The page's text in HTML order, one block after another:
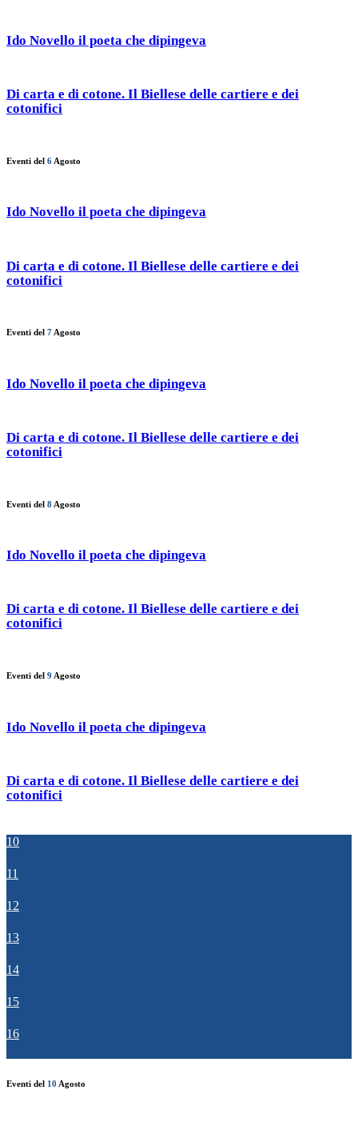
Ido Novello il poeta che dipingeva
Di carta e di cotone. Il Biellese delle cartiere e dei
cotonifici
Eventi del 6 Agosto
Ido Novello il poeta che dipingeva
Di carta e di cotone. Il Biellese delle cartiere e dei
cotonifici
Eventi del 7 Agosto
Ido Novello il poeta che dipingeva
Di carta e di cotone. Il Biellese delle cartiere e dei
cotonifici
Eventi del 8 Agosto
Ido Novello il poeta che dipingeva
Di carta e di cotone. Il Biellese delle cartiere e dei
cotonifici
Eventi del 9 Agosto
Ido Novello il poeta che dipingeva
Di carta e di cotone. Il Biellese delle cartiere e dei
cotonifici
10
11
12
13
14
15
16
Eventi del 10 Agosto